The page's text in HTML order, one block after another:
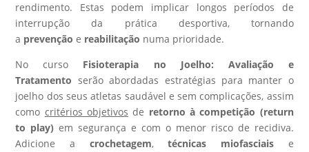
rendimento. Estas podem implicar longos períodos de
interrupção da prática desportiva, tornando
a prevenção e reabilitação numa prioridade.
No curso Fisioterapia no Joelho: Avaliação e
Tratamento serão abordadas estratégias para manter o
joelho dos seus atletas saudável e sem complicações, assim
como critérios objetivos de retorno à competição (return
to play) em segurança e com o menor risco de recidiva.
Adicione a crochetagem,técnicas miofasciaise